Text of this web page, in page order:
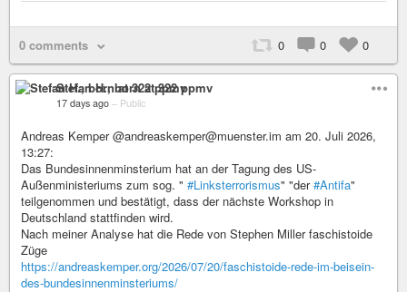
0 comments 0 0 0
Stefan H., born at 322 ppmv
17 days ago – Public
Andreas Kemper @andreaskemper@muenster.im am 20. Juli 2026,
13:27:
Das Bundesinnenminsterium hat an der Tagung des US-
Außenministeriums zum sog. " #Linksterrorismus" "der#Antifa"
teilgenommen und bestätigt, dass der nächste Workshop in
Deutschland stattfinden wird.
Nach meiner Analyse hat die Rede von Stephen Miller faschistoide
Züge
https://andreaskemper.org/2026/07/20/faschistoide-rede-im-beisein-
des-bundesinnenminsteriums/